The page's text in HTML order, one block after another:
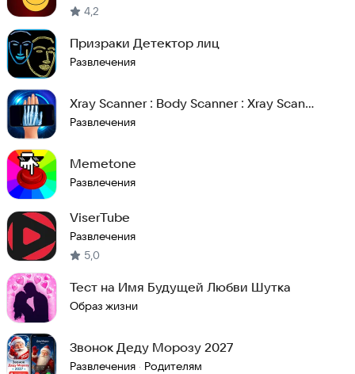
4,2
Призраки Детектор лиц
Развлечения
Xray Scanner : Body Scanner : Xray Scan
Simulator
Развлечения
Memetone
Развлечения
ViserTube
Развлечения
5,0
Тест на Имя Будущей Любви Шутка
Образ жизни
Звонок Деду Морозу 2027
Развлечения · Родителям